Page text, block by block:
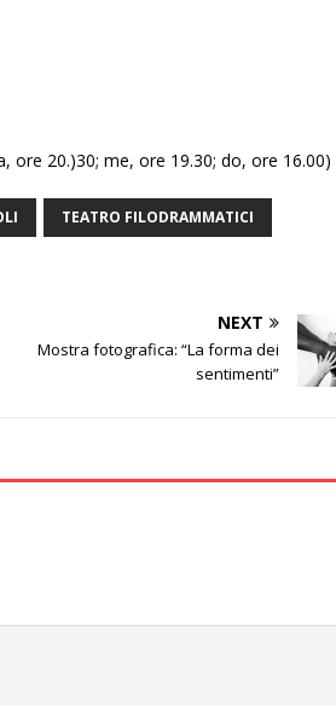
ore 20.)30; me, ore 19.30; do, ore 16.00)
TEATRO FILODRAMMATICI
NEXT
Mostra fotografica: “La forma dei
sentimenti”